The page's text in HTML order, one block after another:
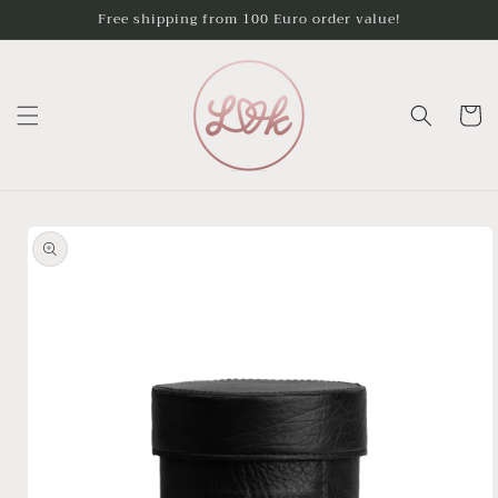
Free shipping from 100 Euro order value!
Cart
product
information